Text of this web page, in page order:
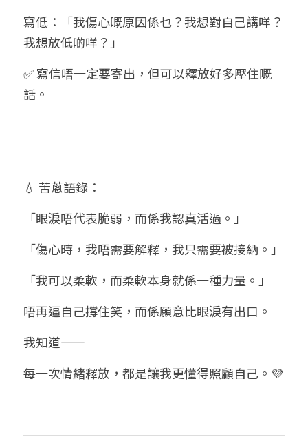
寫低：「我傷心嘅原因係乜？我想對自己講咩？
我想放低啲咩？」
✅ 寫信唔一定要寄出，但可以釋放好多壓住嘅
話。
💧 苦蔥語錄：
「眼淚唔代表脆弱，而係我認真活過。」
「傷心時，我唔需要解釋，我只需要被接納。」
「我可以柔軟，而柔軟本身就係一種力量。」
唔再逼自己撐住笑，而係願意比眼淚有出口。
我知道——
每一次情緒釋放，都是讓我更懂得照顧自己。💜